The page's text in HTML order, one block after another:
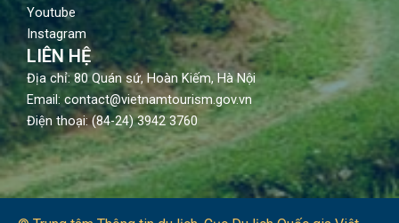
Youtube
Instagram
LIÊN HỆ
Địa chỉ: 80 Quán sứ, Hoàn Kiếm, Hà Nội
Email: contact@vietnamtourism.gov.vn
Điện thoại: (84-24) 3942 3760